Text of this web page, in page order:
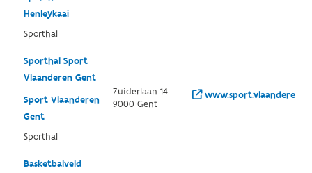
Henleykaai
Sporthal
Sporthal Sport
Vlaanderen Gent
Sport Vlaanderen
Gent
Sporthal
Zuiderlaan 14
9000 Gent
www.sport.vlaanderen/
Basketbalveld